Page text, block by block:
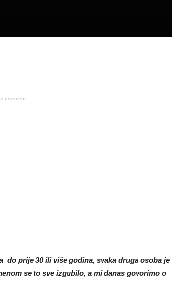
do prije 30 ili više godina, svaka druga osoba je
se to sve izgubilo, a mi danas govorimo o